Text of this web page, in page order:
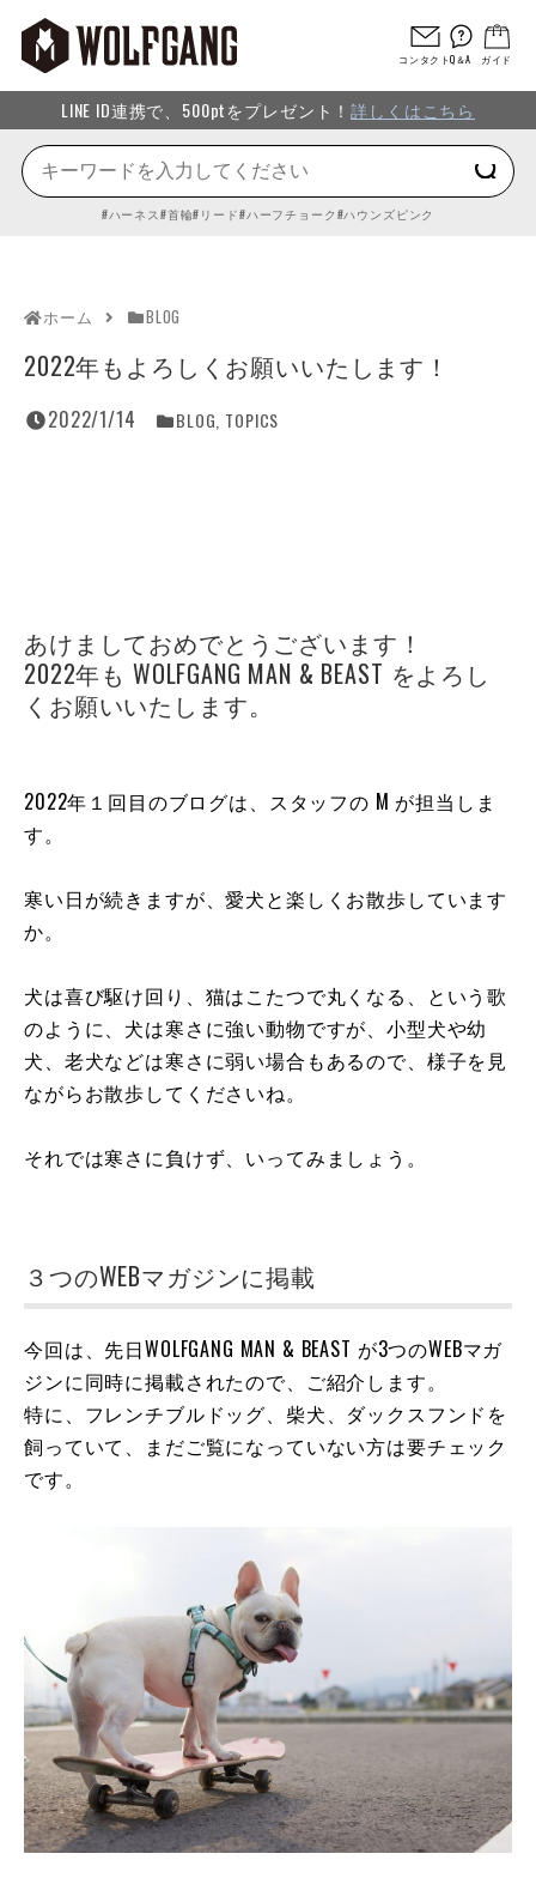
コンタクトQ＆A ガイド
LINE ID連携で、500ptをプレゼント！詳しくはこちら
ハーネス 首輪 リード ハーフチョーク ハウンズピンク
ホーム BLOG
2022年もよろしくお願いいたします！
2022/1/14 BLOG TOPICS
あけましておめでとうございます！
2022年も WOLFGANG MAN & BEAST をよろし
くお願いいたします。
2022年１回目のブログは、スタッフの M が担当しま
す。
寒い日が続きますが、愛犬と楽しくお散歩しています
か。
犬は喜び駆け回り、猫はこたつで丸くなる、という歌
のように、犬は寒さに強い動物ですが、小型犬や幼
犬、老犬などは寒さに弱い場合もあるので、様子を見
ながらお散歩してくださいね。
それでは寒さに負けず、いってみましょう。
３つのWEBマガジンに掲載
今回は、先日WOLFGANG MAN & BEAST が3つのWEBマガ
ジンに同時に掲載されたので、ご紹介します。
特に、フレンチブルドッグ、柴犬、ダックスフンドを
飼っていて、まだご覧になっていない方は要チェック
です。